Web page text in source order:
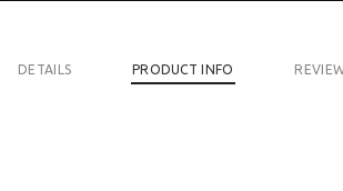
DETAILS PRODUCT INFO